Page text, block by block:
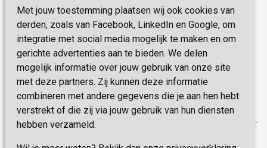
Met jouw toestemming plaatsen wij ook cookies van
derden, zoals van Facebook, LinkedIn en Google, om
integratie met social media mogelijk te maken en om
gerichte advertenties aan te bieden. We delen
mogelijk informatie over jouw gebruik van onze site
met deze partners. Zij kunnen deze informatie
combineren met andere gegevens die je aan hen hebt
verstrekt of die zij via jouw gebruik van hun diensten
hebben verzameld.
nieuwtjes met onze nieuwsbrief
INSCHRIJVEN